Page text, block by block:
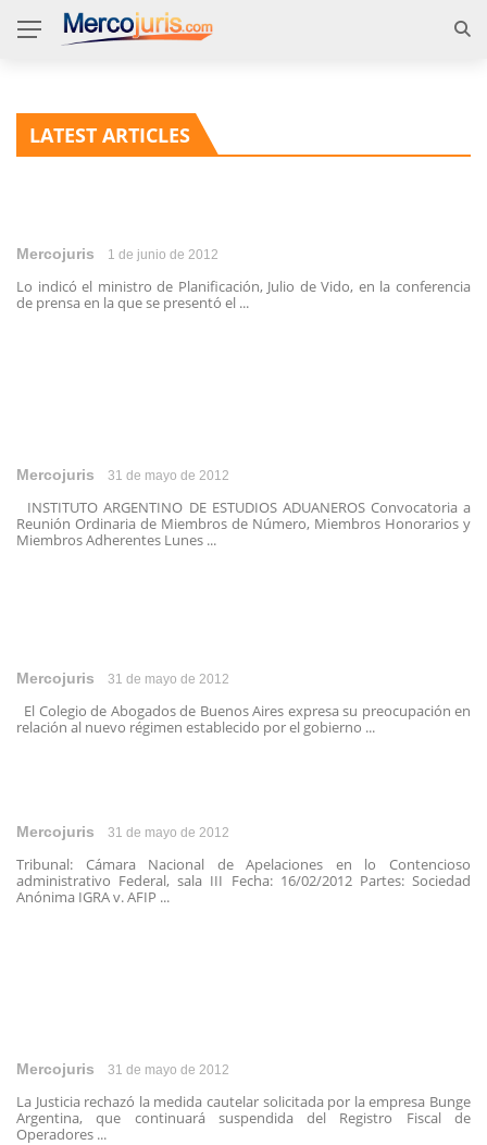
LATEST ARTICLES
Mercojuris 1 de junio de 2012
Lo indicó el ministro de Planificación, Julio de Vido, en la conferencia
de prensa en la que se presentó el ...
Mercojuris 31 de mayo de 2012
INSTITUTO ARGENTINO DE ESTUDIOS ADUANEROS Convocatoria a
Reunión Ordinaria de Miembros de Número, Miembros Honorarios y
Miembros Adherentes Lunes ...
Mercojuris 31 de mayo de 2012
El Colegio de Abogados de Buenos Aires expresa su preocupación en
relación al nuevo régimen establecido por el gobierno ...
Mercojuris 31 de mayo de 2012
Tribunal: Cámara Nacional de Apelaciones en lo Contencioso
administrativo Federal, sala III Fecha: 16/02/2012 Partes: Sociedad
Anónima IGRA v. AFIP ...
Mercojuris 31 de mayo de 2012
La Justicia rechazó la medida cautelar solicitada por la empresa Bunge
Argentina, que continuará suspendida del Registro Fiscal de
Operadores ...